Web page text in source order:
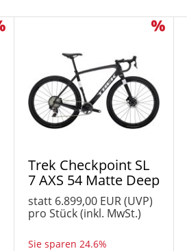
Trek Checkpoint SL
7 AXS 54 Matte Deep
Smoke
statt 6.899,00 EUR(UVP)
pro Stück (inkl. MwSt.)
Sie sparen 24.6%